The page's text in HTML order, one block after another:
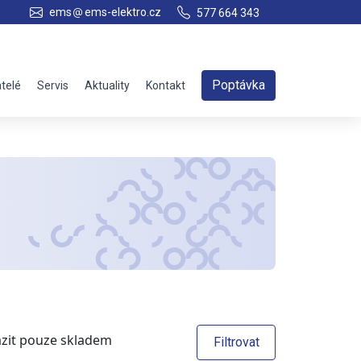
ems ems-elektro.cz 577 664 343
Servis Aktuality Kontakt Poptávka
pouze skladem Filtrovat